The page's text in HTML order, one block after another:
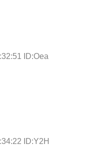
ID:Oea
ID:Y2H